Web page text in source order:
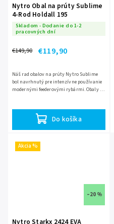
Nytro Obal na prúty Sublime
4-Rod Holdall 195
Skladom - Dodanie do 1-2
pracovných dní
€149,90 €119,90
Do košíka
Náš rad obalov na prúty Nytro Sublime
bol navrhnutý pre intenzívne používanie
modernými feederovými rybármi. Obaly sú
Akcia %
–20 %
Nytro Starkx 2424 EVA